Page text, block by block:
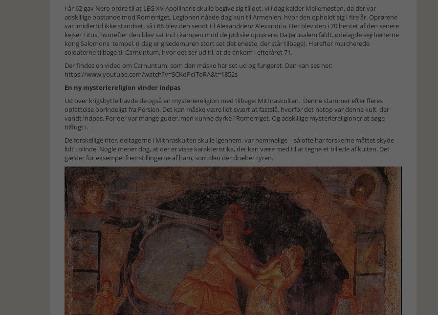
I år 62 gav Nero ordre til at LEG XV Apollinaris skulle begive sig til det, vi i dag kalder Mellemøsten, da der var
adskillige opstande mod Romerriget. Legionen nåede dog kun til Armenien, hvor den opholdt sig i fire år. Oprørene
var imidlertid ikke standset, så i 66 blev den sendt til Alexandrien/ Alexandria. Her blev den i 70 hentet af den senere
kejser Titus, hvorefter den blev sat ind i kampen mod de jødiske oprørere. Da Jerusalem faldt, ødelagde sejrherrerne
kong Salomons tempel. (I dag er grædemuren stort set det eneste, der står tilbage). Herefter marcherede
soldaterne tilbage til Carnuntum, hvor det ser ud til, at de ankom i efteråret 71.
Der findes en video om Carnuntum, som den måske har set ud og fungeret. Den kan ses her:
https://www.youtube.com/watch?v=SCKdPcIToRA&t=1852s
En ny mysteriereligion vinder indpas
Ud over krigsbytte havde de også en mysteriereligion med tilbage: Mithraskulten. Denne stammer efter fleres
opfattelse oprindeligt fra Persien. Det kan måske være lidt svært at fastslå, hvorfor det netop var denne kult, der
vandt indpas. For der var mange guder, man kunne dyrke i Romerriget. Og adskillige mysteriereligioner at søge
tilflugt i.
De forskellige riter, deltagerne i Mithraskulten skulle igennem, var hemmelige – så ofte har forskerne måttet skyde
lidt i blinde. Nogle mener dog, at der er visse karakteristika, der kan være med til at tegne et billede af kulten. Det
gælder for eksempel fremstillingerne af ham, som den der dræber tyren.